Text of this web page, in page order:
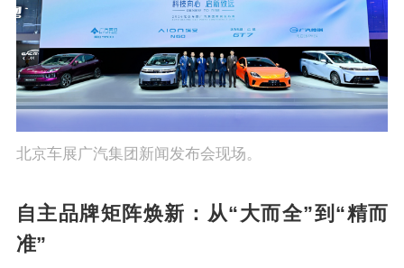
北京车展广汽集团新闻发布会现场。
自主品牌矩阵焕新：从“大而全”到“精而
准”